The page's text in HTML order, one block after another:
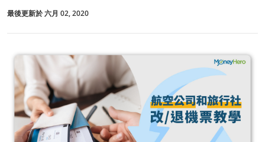
最後更新於 六月 02, 2020